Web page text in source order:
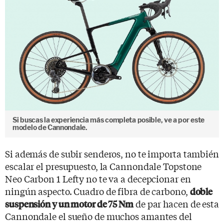
Si buscas la experiencia más completa posible, ve a por este
modelo de Cannondale.
Si además de subir senderos, no te importa también
escalar el presupuesto, la Cannondale Topstone
Neo Carbon 1 Lefty no te va a decepcionar en
ningún aspecto. Cuadro de fibra de carbono, doble
suspensión y un motor de 75 Nmde par hacen de esta
Cannondale el sueño de muchos amantes del